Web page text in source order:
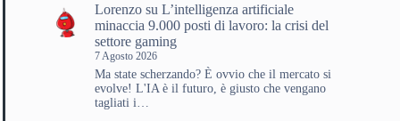
Lorenzo suL’intelligenza artificiale
minaccia 9.000 posti di lavoro: la crisi del
settore gaming
7 Agosto 2026
Ma state scherzando? È ovvio che il mercato si
evolve! L'IA è il futuro, è giusto che vengano
tagliati i…